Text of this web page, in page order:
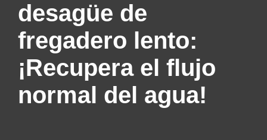
desagüe de
fregadero lento:
¡Recupera el flujo
normal del agua!